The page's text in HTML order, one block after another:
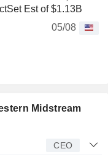
Est of $1.13B
05/08
Midstream
CEO